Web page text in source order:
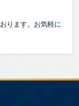
ります。お気軽に